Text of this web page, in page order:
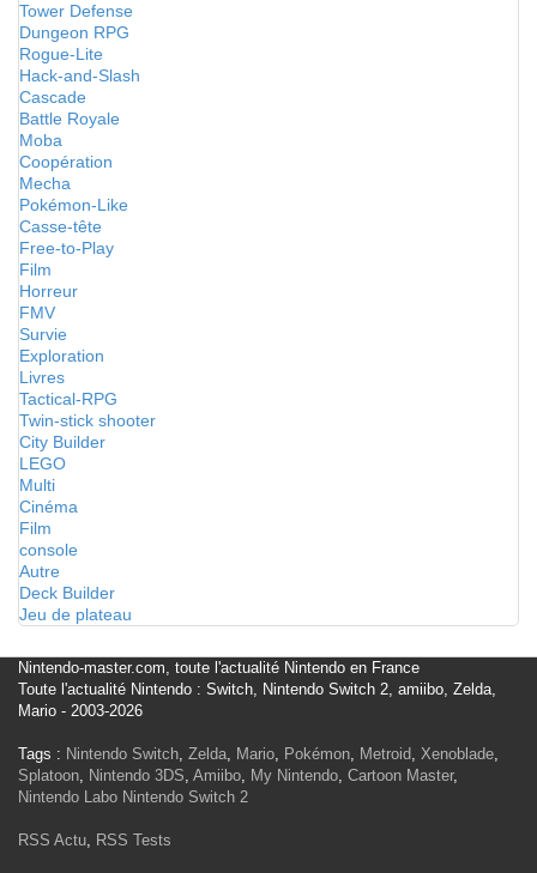
Tower Defense
Dungeon RPG
Rogue-Lite
Hack-and-Slash
Cascade
Battle Royale
Moba
Coopération
Mecha
Pokémon-Like
Casse-tête
Free-to-Play
Film
Horreur
FMV
Survie
Exploration
Livres
Tactical-RPG
Twin-stick shooter
City Builder
LEGO
Multi
Cinéma
Film
console
Autre
Deck Builder
Jeu de plateau
Nintendo-master.com, toute l'actualité Nintendo en France
Toute l'actualité Nintendo : Switch, Nintendo Switch 2, amiibo, Zelda,
Mario - 2003-2026
Tags : Nintendo Switch, Zelda, Mario, Pokémon, Metroid, Xenoblade,
Splatoon, Nintendo 3DS, Amiibo, My Nintendo, Cartoon Master,
Nintendo Labo Nintendo Switch 2
RSS Actu, RSS Tests